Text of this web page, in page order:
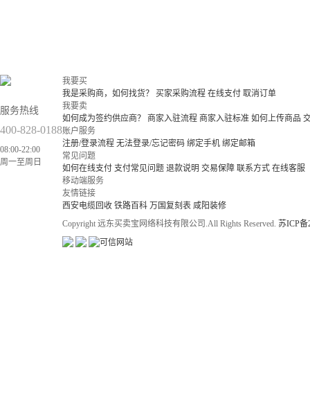
服务热线
400-828-0188
08:00-22:00
周一至周日
我要买
我是采购商，如何找货？
买家采购流程 在线支付 取消订单
我要卖
如何成为签约供应商？
商家入驻流程 商家入驻标准 如何上传商品
账户服务
注册/登录流程 无法登录/忘记密码 绑定手机 绑定邮箱
常见问题
如何在线支付 支付常见问题 退款说明 交易保障 联系方式 在线客服
移动端服务
友情链接
西安电缆回收 铁路百科 万国复刻表 咸阳装修
Copyright 远东买卖宝网络科技有限公司.All Rights Reserved. 苏ICP备